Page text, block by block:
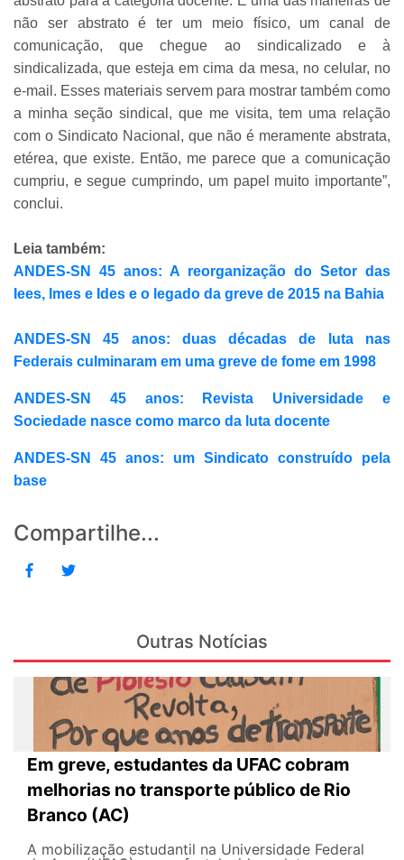
não ser abstrato é ter um meio físico, um canal de
comunicação, que chegue ao sindicalizado e à
sindicalizada, que esteja em cima da mesa, no celular, no
e-mail. Esses materiais servem para mostrar também como
a minha seção sindical, que me visita, tem uma relação
com o Sindicato Nacional, que não é meramente abstrata,
etérea, que existe. Então, me parece que a comunicação
cumpriu, e segue cumprindo, um papel muito importante”,
conclui.
Leia também:
ANDES-SN 45 anos: A reorganização do Setor das
Iees, Imes e Ides e o legado da greve de 2015 na Bahia
ANDES-SN 45 anos: duas décadas de luta nas
Federais culminaram em uma greve de fome em 1998
ANDES-SN 45 anos: Revista Universidade e
Sociedade nasce como marco da luta docente
ANDES-SN 45 anos: um Sindicato construído pela
base
Compartilhe...
Outras Notícias
Em greve, estudantes da UFAC cobram
melhorias no transporte público de Rio
Branco (AC)
A mobilização estudantil na Universidade Federal